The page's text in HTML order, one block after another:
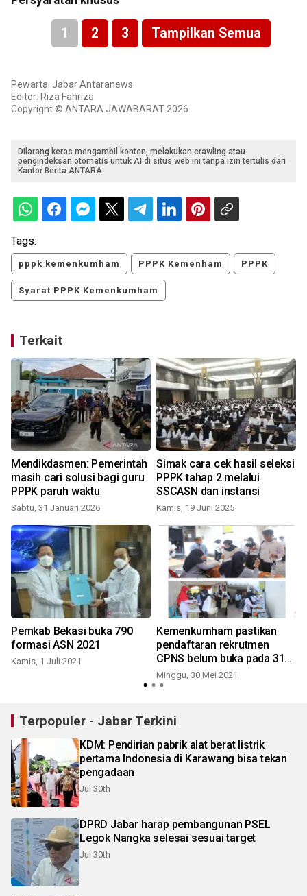
1 2 3 Tampilkan Semua
Pewarta: Jabar Antaranews
Editor: Riza Fahriza
Copyright © ANTARA JAWABARAT 2026
Dilarang keras mengambil konten, melakukan crawling atau
pengindeksan otomatis untuk AI di situs web ini tanpa izin tertulis dari
Kantor Berita ANTARA.
Tags:
pppk kemenkumham PPPK Kemenham PPPK
Syarat PPPK Kemenkumham
Terkait
Mendikdasmen: Pemerintah
masih cari solusi bagi guru
PPPK paruh waktu
Sabtu, 31 Januari 2026
Simak cara cek hasil seleksi
PPPK tahap 2 melalui
SSCASN dan instansi
Kamis, 19 Juni 2025
Pemkab Bekasi buka 790
formasi ASN 2021
Kamis, 1 Juli 2021
Kemenkumham pastikan
pendaftaran rekrutmen
CPNS belum buka pada 31
Mei
Minggu, 30 Mei 2021
Terpopuler - Jabar Terkini
KDM: Pendirian pabrik alat berat listrik
pertama Indonesia di Karawang bisa tekan
pengadaan
Jul 30th
DPRD Jabar harap pembangunan PSEL
Legok Nangka selesai sesuai target
Jul 30th